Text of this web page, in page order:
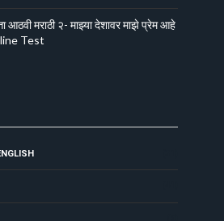
आठवी मराठी २- माझ्या देशावर माझे प्रेम आहे
Test